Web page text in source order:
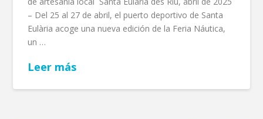
– Del 25 al 27 de abril, el puerto deportivo de Santa
Eulària acoge una nueva edición de la Feria Náutica,
un …
Leer más